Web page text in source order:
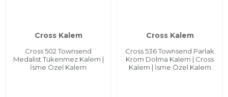
Cross Kalem
Cross 502 Townsend
Medalist Tükenmez Kalem |
İsme Özel Kalem
Cross Kalem
Cross 536 Townsend Parlak
Krom Dolma Kalem | Cross
Kalem | İsme Özel Kalem